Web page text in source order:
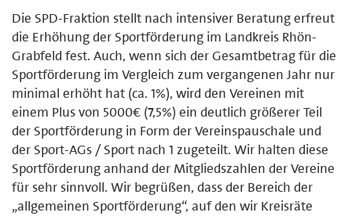
Die SPD-Fraktion stellt nach intensiver Beratung erfreut
die Erhöhung der Sportförderung im Landkreis Rhön-
Grabfeld fest. Auch, wenn sich der Gesamtbetrag für die
Sportförderung im Vergleich zum vergangenen Jahr nur
minimal erhöht hat (ca. 1%), wird den Vereinen mit
einem Plus von 5000€ (7,5%) ein deutlich größerer Teil
der Sportförderung in Form der Vereinspauschale und
der Sport-AGs / Sport nach 1 zugeteilt. Wir halten diese
Sportförderung anhand der Mitgliedszahlen der Vereine
für sehr sinnvoll. Wir begrüßen, dass der Bereich der
„allgemeinen Sportförderung“, auf den wir Kreisräte